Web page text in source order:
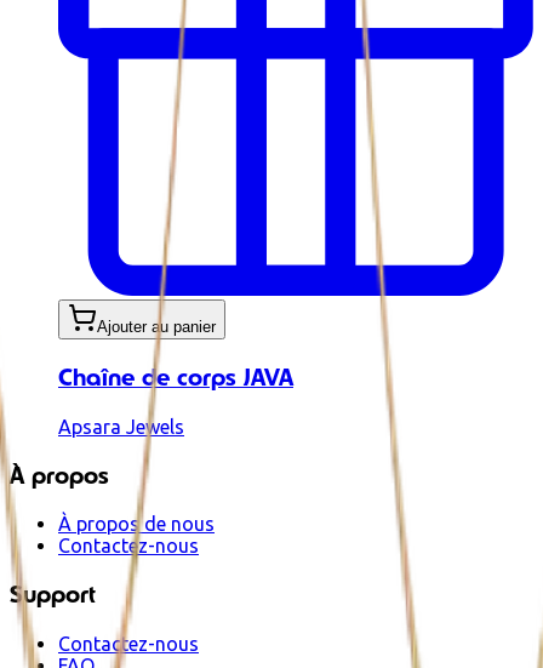
Ajouter au panier
Chaîne de corps JAVA
Apsara Jewels
À propos
À propos de nous
Contactez-nous
Support
Contactez-nous